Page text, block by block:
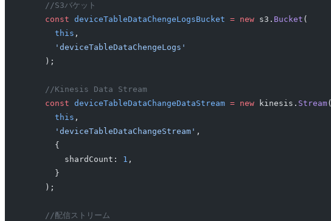
    //S3バケット
    const
deviceTableDataChengeLogsBucket = new s3. Bucket (
      this
,
      'deviceTableDataChengeLogs'
    );
    //Kinesis Data Stream
    const
deviceTableDataChangeDataStream = new kinesis. Stream(
      this
,
      'deviceTableDataChangeStream'
,
      {
        shardCount:
1 ,
      }
    );
    //配信ストリーム